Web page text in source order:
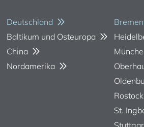
Deutschland
Baltikum und Osteuropa
China
Nordamerika
Bremen
Rostock
St.